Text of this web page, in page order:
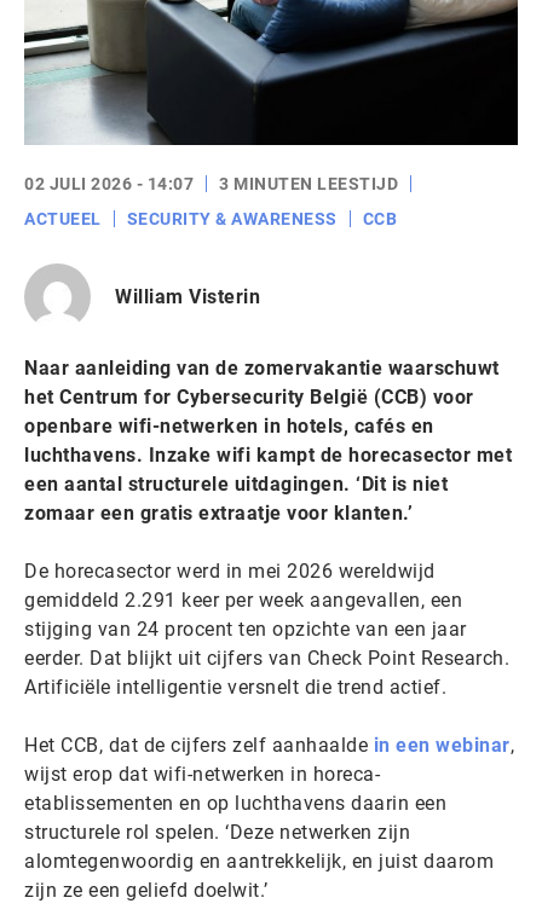
02 JULI 2026 - 14:07
3 MINUTEN LEESTIJD
ACTUEEL
SECURITY & AWARENESS CCB
William Visterin
Naar aanleiding van de zomervakantie waarschuwt
het Centrum for Cybersecurity België (CCB) voor
openbare wifi-netwerken in hotels, cafés en
luchthavens. Inzake wifi kampt de horecasector met
een aantal structurele uitdagingen. ‘Dit is niet
zomaar een gratis extraatje voor klanten.’
De horecasector werd in mei 2026 wereldwijd
gemiddeld 2.291 keer per week aangevallen, een
stijging van 24 procent ten opzichte van een jaar
eerder. Dat blijkt uit cijfers van Check Point Research.
Artificiële intelligentie versnelt die trend actief.
Het CCB, dat de cijfers zelf aanhaalde in een webinar,
wijst erop dat wifi-netwerken in horeca-
etablissementen en op luchthavens daarin een
structurele rol spelen. ‘Deze netwerken zijn
alomtegenwoordig en aantrekkelijk, en juist daarom
zijn ze een geliefd doelwit.’